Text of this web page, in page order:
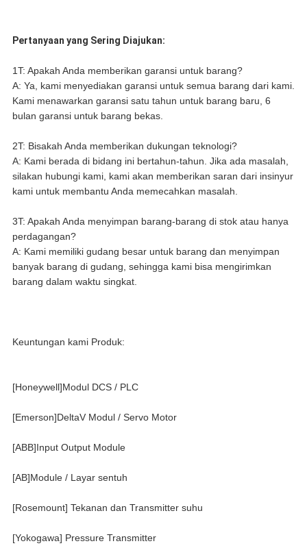
Pertanyaan yang Sering Diajukan:
1T: Apakah Anda memberikan garansi untuk barang?
A: Ya, kami menyediakan garansi untuk semua barang dari kami.
Kami menawarkan garansi satu tahun untuk barang baru, 6
bulan garansi untuk barang bekas.
2T: Bisakah Anda memberikan dukungan teknologi?
A: Kami berada di bidang ini bertahun-tahun. Jika ada masalah,
silakan hubungi kami, kami akan memberikan saran dari insinyur
kami untuk membantu Anda memecahkan masalah.
3T: Apakah Anda menyimpan barang-barang di stok atau hanya
perdagangan?
A: Kami memiliki gudang besar untuk barang dan menyimpan
banyak barang di gudang, sehingga kami bisa mengirimkan
barang dalam waktu singkat.
Keuntungan kami Produk:
[Honeywell]Modul DCS / PLC
[Emerson]DeltaV Modul / Servo Motor
[ABB]Input Output Module
[AB]Module / Layar sentuh
[Rosemount] Tekanan dan Transmitter suhu
[Yokogawa] Pressure Transmitter